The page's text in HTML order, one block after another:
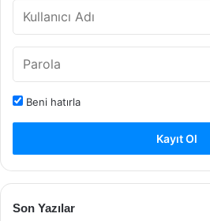
Beni hatırla
Kayıt Ol
Son Yazılar